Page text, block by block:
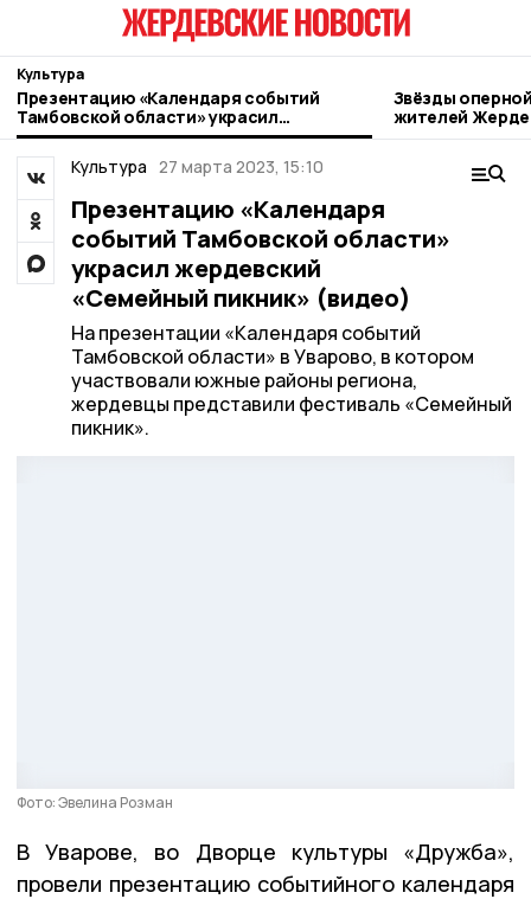
Культура
Презентацию «Календаря событий
Тамбовской области» украсил
жердевский «Семейный пикник» (видео)
Звёзды
жителей
Культура 27 марта 2023, 15:10
Презентацию «Календаря
событий Тамбовской области»
украсил жердевский
«Семейный пикник» (видео)
На презентации «Календаря событий
Тамбовской области» в Уварово, в котором
участвовали южные районы региона,
жердевцы представили фестиваль «Семейный
пикник».
Фото: Эвелина Розман
В Уварове, во Дворце культуры «Дружба»,
провели презентацию событийного календаря